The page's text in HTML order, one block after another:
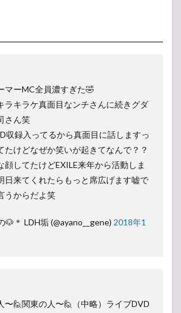
マーMC全員濃すぎた🤣
ラキラケ真面目なンチさんに続きグダ
さん笑
収録入ってるから真面目に話しますっ
たけどなぜか笑いが起きてなんで？？
顔してたけどEXILE来年から活動しま
日来てくれたらもっと席広げます嘘で
うからだよ笑
🐶＊ LDH垢 (@ayano__gene) 2018年1
〜🙋関東の人〜🙋（中略）ライブDVD